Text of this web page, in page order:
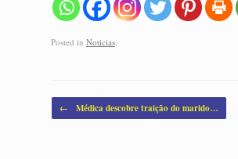
Posted in Noticias
Post navigation
← Médica descobre traição do marido…